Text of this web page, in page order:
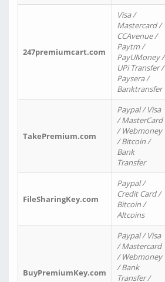
247premiumcart.com
Visa /
Mastercard /
CCAvenue /
Paytm /
PayUMoney /
UPi Transfer /
Paysera /
Banktransfer
TakePremium.com
Paypal / Visa
/ MasterCard
/ Webmoney
/ Bitcoin /
Bank
Transfer
FileSharingKey.com
Paypal /
Credit Card /
Bitcoin /
Altcoins
BuyPremiumKey.com
Paypal / Visa
/ Mastercard
/ Webmoney
/ Bank
Transfer /